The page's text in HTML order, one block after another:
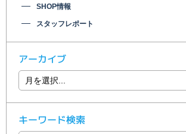
SHOP情報
スタッフレポート
アーカイブ
キーワード検索